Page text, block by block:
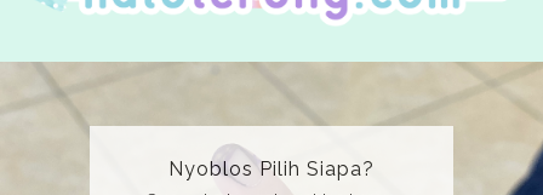
Kursi dan Memaknai Benda
Mati